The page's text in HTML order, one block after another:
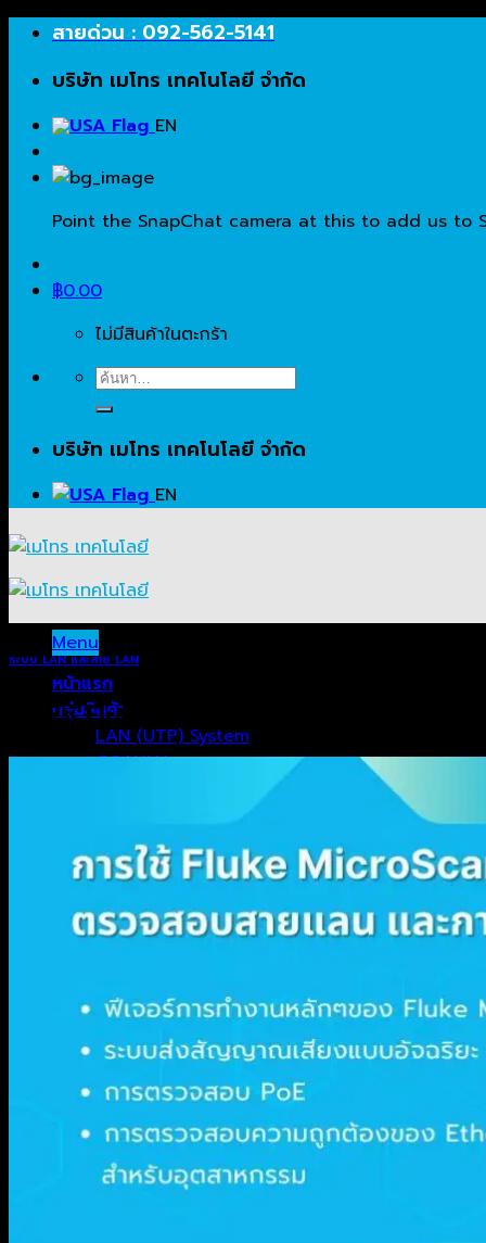
Skip
content
สายด่วน : 092-562-5141
บริษัท เมโทร เทคโนโลยี จำกัด
EN
Point the SnapChat camera at this to add us to
฿0.00
ไม่มีสินค้าในตะกร้า
ค้นหา:
บริษัท เมโทร เทคโนโลยี จำกัด
EN
Menu
หน้าแรก
กลุ่มสินค้า
LAN (UTP) System
COAXIAL
TELEPHONE SYSTEM
SOLAR CABLE
FIBER OPTIC SYSTEM
LINK RACK
FTTX FLAT CABLE
TIME ATTENDANCE
บริการของเรา
งานทดสอบระบบ
ทดสอบ สายLAN CAT6 CAT8 DSX-8000
ทดสอบ Fiber Optic, Fluke OTDR OLTS
ทดสอบ ระบบ Wi-Fi ทำ HeatMAP
ทดสอบ RG6 RG11 ระบบ CCTV
ทดสอบ 10G LAN Fiber Throughput
ระบบ LAN และสาย LAN
การใช้ Fluke MicroScanner II ตรวจสอบ